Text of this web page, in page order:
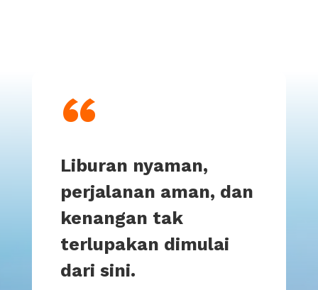
“
Liburan nyaman,
perjalanan aman, dan
kenangan tak
terlupakan dimulai
dari sini.